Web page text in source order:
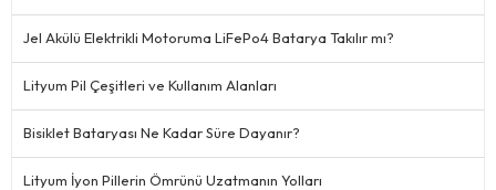
Jel Akülü Elektrikli Motoruma LiFePo4 Batarya Takılır mı?
Lityum Pil Çeşitleri ve Kullanım Alanları
Bisiklet Bataryası Ne Kadar Süre Dayanır?
Lityum İyon Pillerin Ömrünü Uzatmanın Yolları